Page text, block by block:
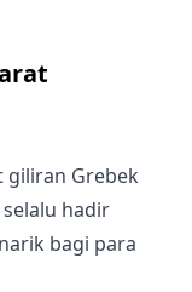
giliran Grebek
selalu hadir
bagi para